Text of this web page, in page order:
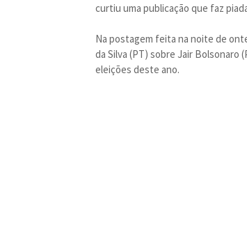
curtiu uma publicação que faz
Na postagem feita na noite de
da Silva (PT) sobre Jair Bolsonaro
eleições deste ano.